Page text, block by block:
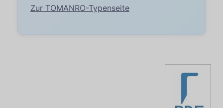
Zur TOMANRO-Typenseite